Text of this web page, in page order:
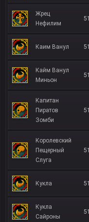
Жрец
Нефилим
51
Каим Ванул 51
Кайм Ванул
Миньон
51
Капитан
Пиратов
Зомби
51
Королевский
Пещерный
Слуга
51
Кукла 51
Кукла
Сайроны
51